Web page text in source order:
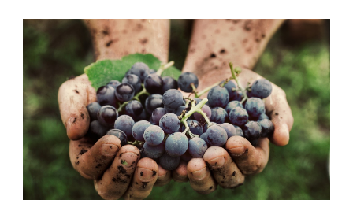
ПРОДУКТЫ:
ПРАВИЛЬНОЕ
ПИТАНИЕ
И
ЗАБОТА
О
ПРИРОДЕ